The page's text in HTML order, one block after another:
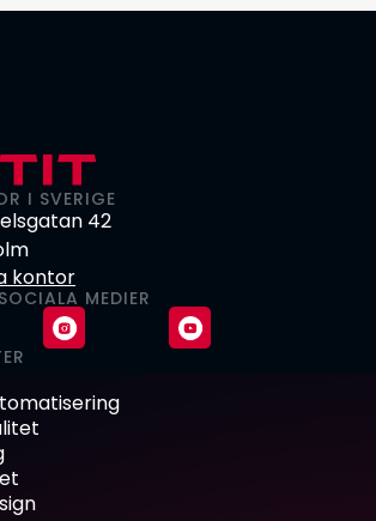
I SVERIGE
42
kontor
MEDIER